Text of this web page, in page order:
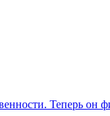
Теперь он